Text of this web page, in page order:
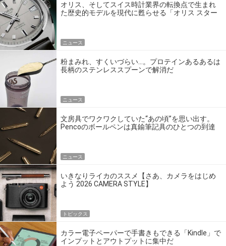
オリス、そしてスイス時計業界の転換点で生まれ
た歴史的モデルを現代に甦らせる「オリス スター
ニュース
粉まみれ、すくいづらい…。プロテインあるあるは
長柄のステンレススプーンで解消だ
ニュース
文房具でワクワクしていた“あの頃”を思い出す。
Pencoのボールペンは真鍮筆記具のひとつの到達
ニュース
いきなりライカのススメ【さあ、カメラをはじめ
よう 2026 CAMERA STYLE】
トピックス
カラー電子ペーパーで手書きもできる「Kindle」で
インプットとアウトプットに集中だ